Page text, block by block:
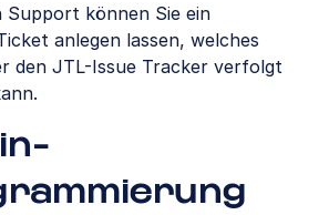
Support können Sie ein
anlegen lassen, welches
den JTL-Issue Tracker verfolgt